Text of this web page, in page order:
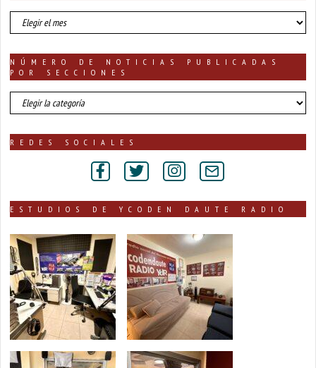
HEMEROTECA
DE
NÚMERO DE NOTICIAS PUBLICADAS
POR SECCIONES
número
de
publicadas
REDES SOCIALES
ESTUDIOS DE YCODEN DAUTE RADIO